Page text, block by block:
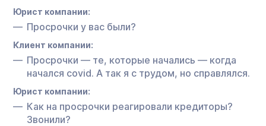
Юрист компании:
Просрочки у вас были?
Клиент компании:
Просрочки — те, которые начались — когда
начался covid. А так я с трудом, но справлялся.
Юрист компании:
Как на просрочки реагировали кредиторы?
Звонили?